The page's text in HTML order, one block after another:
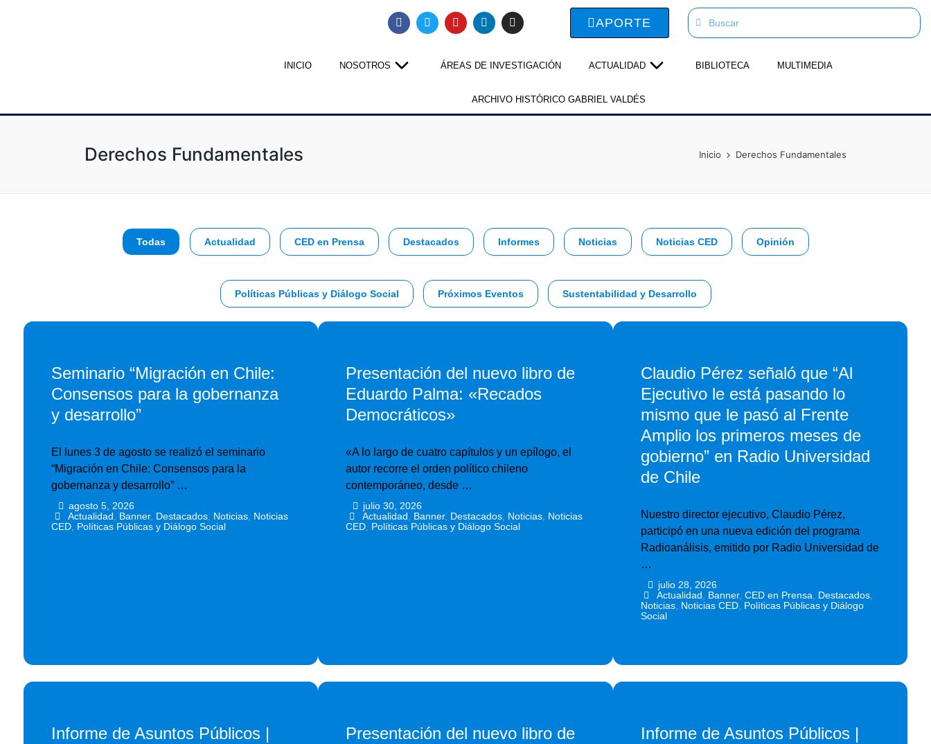
APORTE
INICIO NOSOTROS ÁREAS DE INVESTIGACIÓN ACTUALIDAD BIBLIOTECA MULTIMEDIA
ARCHIVO HISTÓRICO GABRIEL VALDÉS
Derechos Fundamentales Inicio Derechos Fundamentales
Todas Actualidad CED en Prensa Destacados Informes Noticias Noticias CED Opinión
Políticas Públicas y Diálogo Social Próximos Eventos Sustentabilidad y Desarrollo
Seminario “Migración en Chile:
Consensos para la gobernanza
y desarrollo”
El lunes 3 de agosto se realizó el seminario
“Migración en Chile: Consensos para la
gobernanza y desarrollo” …
agosto 5, 2026
Actualidad Banner, Destacados, Noticias, Noticias
CED Políticas Públicas y Diálogo Social
Presentación del nuevo libro de
Eduardo Palma: «Recados
Democráticos»
«A lo largo de cuatro capítulos y un epílogo, el
autor recorre el orden político chileno
contemporáneo, desde …
julio 30, 2026
Actualidad Banner, Destacados, Noticias, Noticias
CED Políticas Públicas y Diálogo Social
Claudio Pérez señaló que “Al
Ejecutivo le está pasando lo
mismo que le pasó al Frente
Amplio los primeros meses de
gobierno” en Radio Universidad
de Chile
Nuestro director ejecutivo, Claudio Pérez,
participó en una nueva edición del programa
Radioanálisis, emitido por Radio Universidad de
…
julio 28, 2026
Actualidad Banner,CED en Prensa Destacados
Noticias, Noticias CED, Políticas Públicas y Diálogo
Social
Informe de Asuntos Públicos |
Presentación del nuevo libro de
Informe de Asuntos Públicos |